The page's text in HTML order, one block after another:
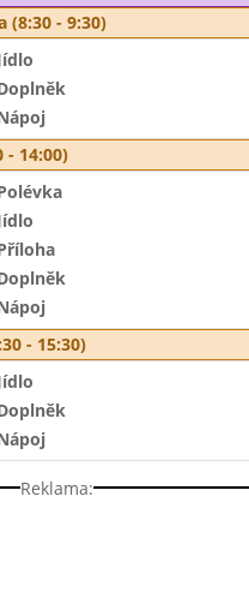
(8:30 - 9:30)
- 14:00)
- 15:30)
Reklama: